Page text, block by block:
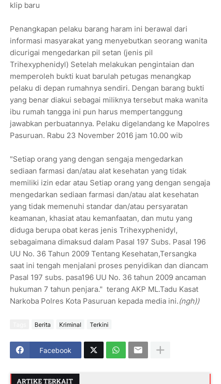
klip baru
Penangkapan pelaku barang haram ini berawal dari
informasi masyarakat yang menyebutkan seorang wanita
dicurigai mengedarkan pil setan (jenis pil
Trihexyphenidyl) Setelah melakukan pengintaian dan
memperoleh bukti kuat barulah petugas menangkap
pelaku di depan rumahnya sendiri. Dengan barang bukti
yang benar diakui sebagai miliknya tersebut maka wanita
ibu rumah tangga ini pun harus mempertanggung
jawabkan perbuatannya. Pelaku digelandang ke Mapolres
Pasuruan. Rabu 23 November 2016 jam 10.00 wib
"Setiap orang yang dengan sengaja mengedarkan
sediaan farmasi dan/atau alat kesehatan yang tidak
memiliki izin edar atau Setiap orang yang dengan sengaja
mengedarkan sediaan farmasi dan/atau alat kesehatan
yang tidak memenuhi standar dan/atau persyaratan
keamanan, khasiat atau kemanfaatan, dan mutu yang
diduga berupa obat keras jenis Trihexyphenidyl,
sebagaimana dimaksud dalam Pasal 197 Subs. Pasal 196
UU No. 36 Tahun 2009 Tentang Kesehatan,Tersangka
saat ini tengah menjalani proses penyidikan dan diancam
Pasal 197 subs. pasa196 UU No. 36 tahun 2009 ancaman
hukuman 7 tahun penjara." terang AKP ML.Tadu Kasat
Narkoba Polres Kota Pasuruan kepada media ini.(ngh))
Berita Kriminal Terkini
Facebook
ARTIKE TERKAIT